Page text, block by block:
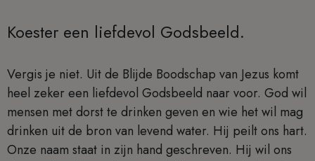
Koester een liefdevol Godsbeeld.
Vergis je niet. Uit de Blijde Boodschap van Jezus komt
heel zeker een liefdevol Godsbeeld naar voor. God wil
mensen met dorst te drinken geven en wie het wil mag
drinken uit de bron van levend water. Hij peilt ons hart.
Onze naam staat in zijn hand geschreven. Hij wil ons